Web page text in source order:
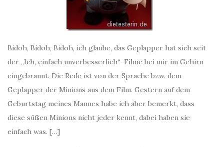
Bidoh, Bidoh, Bidoh, ich glaube, das Geplapper hat sich seit
der „Ich, einfach unverbesserlich“-Filme bei mir im Gehirn
eingebrannt. Die Rede ist von der Sprache bzw. dem
Geplapper der Minions aus dem Film. Gestern auf dem
Geburtstag meines Mannes habe ich aber bemerkt, dass
diese süßen Minions nicht jeder kennt, dabei haben sie
einfach was. […]